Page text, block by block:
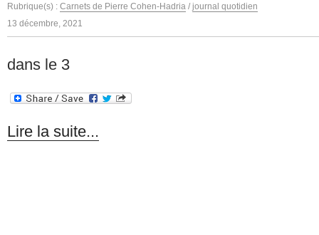
Rubrique(s) : Carnets de Pierre Cohen-Hadria / journal quotidien
13 décembre, 2021
dans le 3
Lire la suite...